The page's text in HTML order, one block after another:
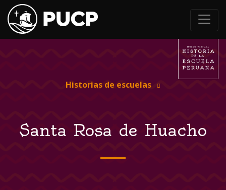
Historias de escuelas
Santa Rosa de Huacho